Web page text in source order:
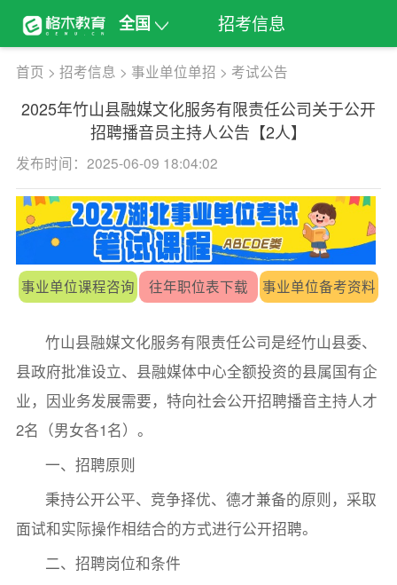
全国 招考信息
首页 > 招考信息 > 事业单位单招 > 考试公告
2025年竹山县融媒文化服务有限责任公司关于公开
招聘播音员主持人公告【2人】
发布时间：2025-06-09 18:04:02
事业单位课程咨询 往年职位表下载 事业单位备考资料
竹山县融媒文化服务有限责任公司是经竹山县委、
县政府批准设立、县融媒体中心全额投资的县属国有企
业，因业务发展需要，特向社会公开招聘播音主持人才
2名（男女各1名）。
一、招聘原则
秉持公开公平、竞争择优、德才兼备的原则，采取
面试和实际操作相结合的方式进行公开招聘。
二、招聘岗位和条件